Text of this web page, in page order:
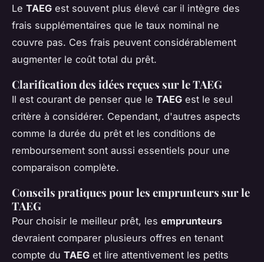
Le TAEG est souvent plus élevé car il intègre des
frais supplémentaires que le taux nominal ne
couvre pas. Ces frais peuvent considérablement
augmenter le coût total du prêt.
Clarification des idées reçues sur le TAEG
Il est courant de penser que le TAEG est le seul
critère à considérer. Cependant, d'autres aspects
comme la durée du prêt et les conditions de
remboursement sont aussi essentiels pour une
comparaison complète.
Conseils pratiques pour les emprunteurs sur le
TAEG
Pour choisir le meilleur prêt, les emprunteurs
devraient comparer plusieurs offres en tenant
compte du TAEG et lire attentivement les petits